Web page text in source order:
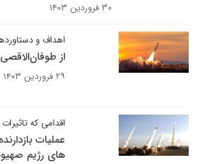
۳۰ فروردین ۱۴۰۳
اهداف و
از
۲۹ فروردین ۱۴۰۳
اقدامی که
عملیات
های رژیم